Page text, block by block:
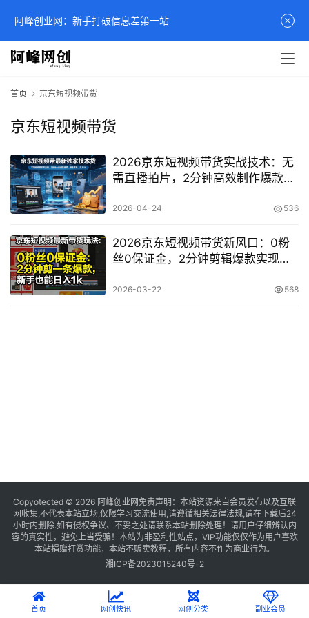
首页 京东短视频带货
京东短视频带货
2026京东短视频带货实战技术：无
需直播拍片，2分钟高效制作爆款带
2026-04-24 536
2026京东短视频带货新风口：0粉
丝0保证金，2分钟剪辑爆款实现日
2026-03-22 568
Copyotected © 2026 阿峰创业网 免责声明：本站资源来自会员发布以及互联
网收集,不代表本站立场,仅限学习交流使用,请遵循相关法律法规,请在下载后24
小时内删除.如有侵权争议、不妥之处请联系本站删除处理！请用户仔细辨认内
容的真实性，避免上当受骗！本站为非盈利性站点，VIP功能仅仅作为用户喜欢
本站捐赠打赏功能，本站不贩卖教程，所有内容不作为商业行为。
湘ICP备2023015240号-2
首页 网创快讯 网创分类 副业会员
阿峰创业网：新手打破信息差第一站